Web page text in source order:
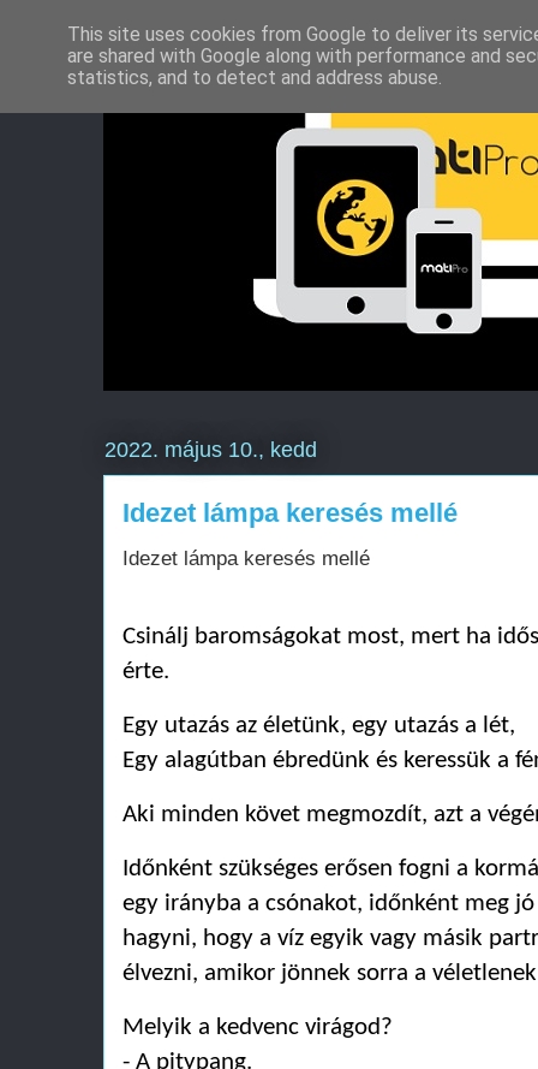
2022. május 10., kedd
Idezet lámpa keresés mellé
Idezet lámpa keresés mellé
Csinálj baromságokat most, mert ha
érte.
Egy utazás az életünk, egy utazás a lét,
Egy alagútban ébredünk és keressük a
Aki minden követ megmozdít, azt a
Időnként szükséges erősen fogni a
egy irányba a csónakot, időnként meg
hagyni, hogy a víz egyik vagy másik
élvezni, amikor jönnek sorra a
Melyik a kedvenc virágod?
- A pitypang.
This site uses cookies from Google to deliver its
are shared with Google along with performance and
statistics, and to detect and address abuse.